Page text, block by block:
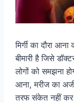
मिर्गी का दौरा
बीमारी है जिसे
लोगों को समझना
आना, मरीज का
तरफ संकेत नहीं कर